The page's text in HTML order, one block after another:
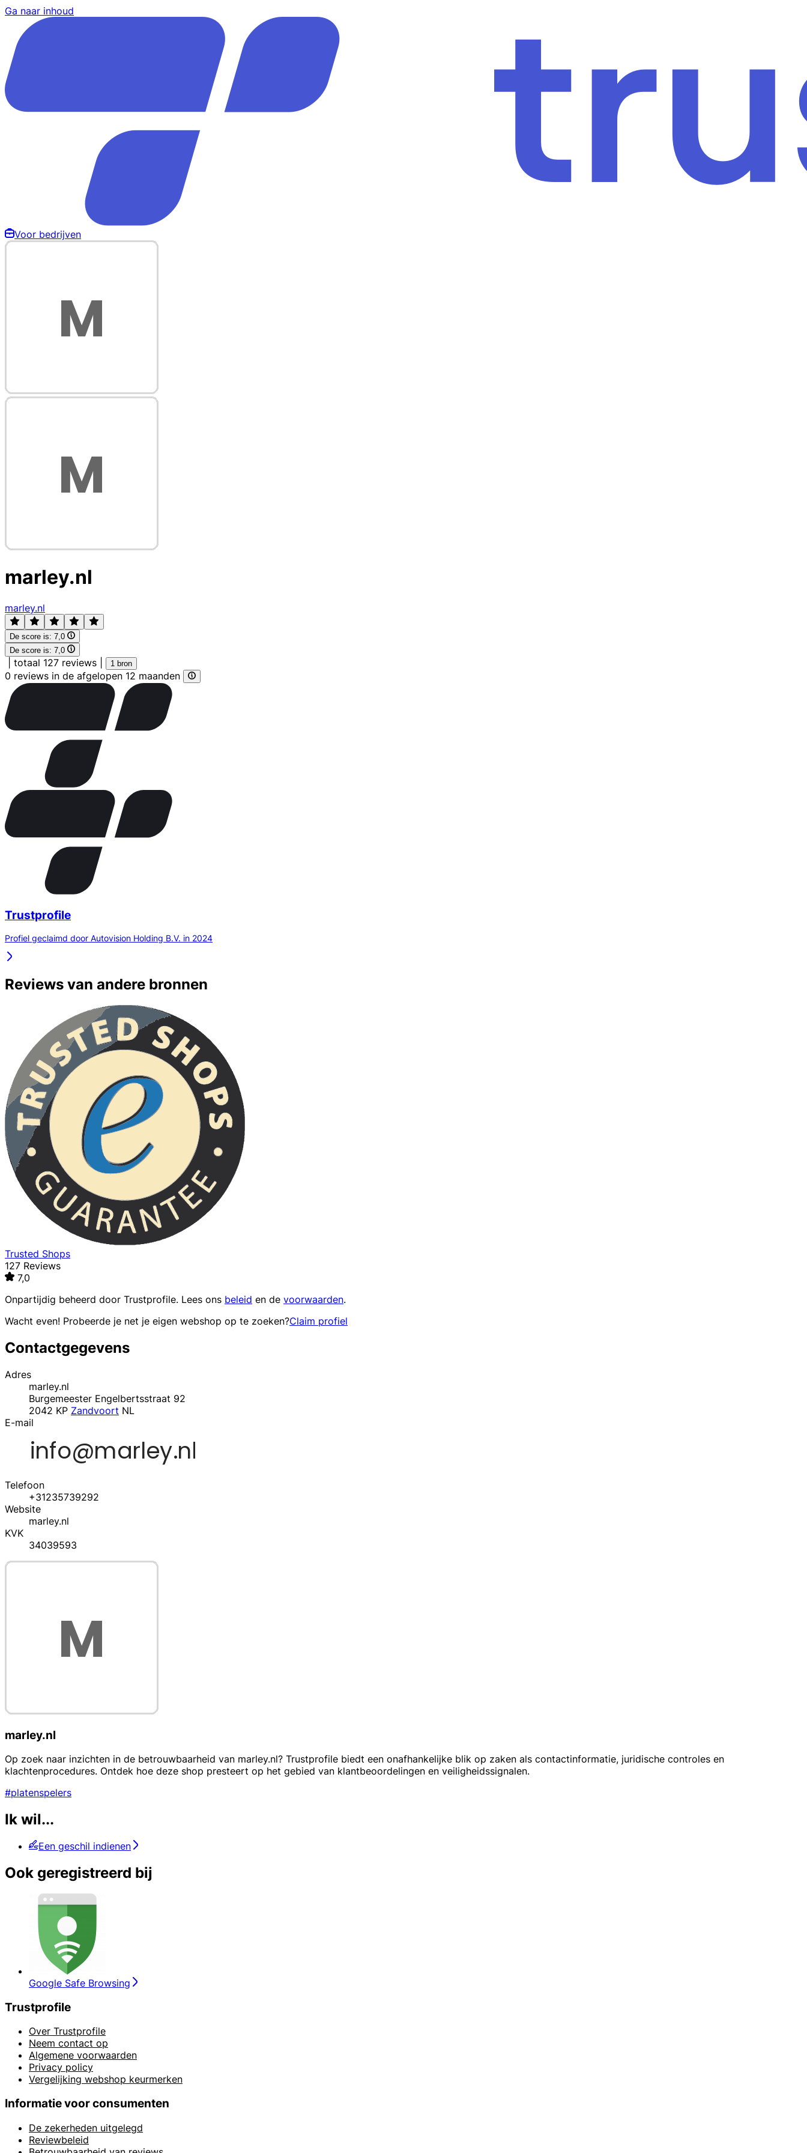
Ga naar inhoud
Voor bedrijven
marley.nl
marley.nl
De score is: 7,0
De score is: 7,0
totaal 127 reviews 1 bron
0 reviews in de afgelopen 12 maanden
Trustprofile
Profiel geclaimd door Autovision Holding B.V. in 2024
Reviews van andere bronnen
Trusted Shops
127 Reviews
7,0
Onpartijdig beheerd door Trustprofile. Lees ons beleid en de voorwaarden.
Wacht even! Probeerde je net je eigen webshop op te zoeken?Claim profiel
Contactgegevens
Adres
marley.nl
Burgemeester Engelbertsstraat 92
2042 KP Zandvoort NL
E-mail
Telefoon
+31235739292
Website
marley.nl
KVK
34039593
marley.nl
Op zoek naar inzichten in de betrouwbaarheid van marley.nl? Trustprofile biedt een onafhankelijke blik op zaken als contactinformatie, juridische controles en
klachtenprocedures. Ontdek hoe deze shop presteert op het gebied van klantbeoordelingen en veiligheidssignalen.
#platenspelers
Ik wil...
Een geschil indienen
Ook geregistreerd bij
Google Safe Browsing
Trustprofile
Over Trustprofile
Neem contact op
Algemene voorwaarden
Privacy policy
Vergelijking webshop keurmerken
Informatie voor consumenten
De zekerheden uitgelegd
Reviewbeleid